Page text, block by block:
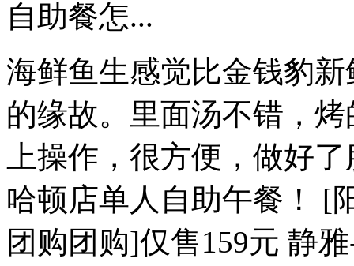
自助餐怎...
海鲜鱼生感觉比金钱豹
的缘故。里面汤不错，
上操作，很方便，做好
哈顿店单人自助午餐！ [
团购团购]仅售159元 静